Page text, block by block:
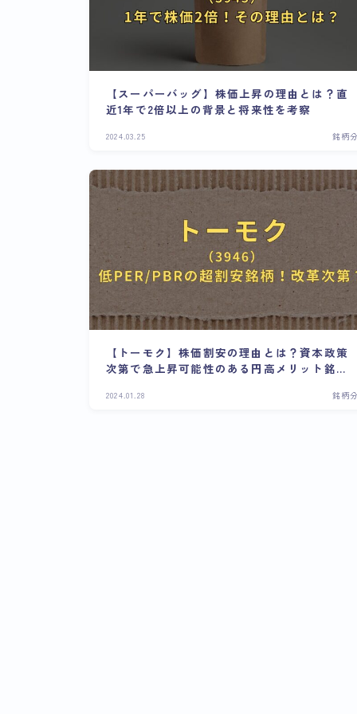
【スーパーバッグ】株価上昇の理由とは？直
近1年で2倍以上の背景と将来性を考察
2024.03.25 銘柄
【トーモク】株価割安の理由とは？資本政策
次第で急上昇可能性のある円高メリット銘柄
2024.01.28 銘柄